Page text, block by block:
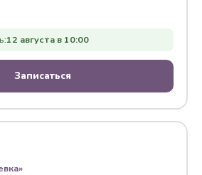
12 августа в 10:00
Записаться